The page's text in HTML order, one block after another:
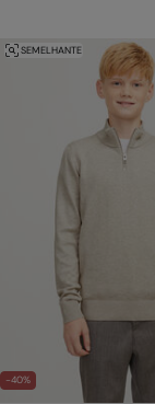
-40%
SEMELHANTE